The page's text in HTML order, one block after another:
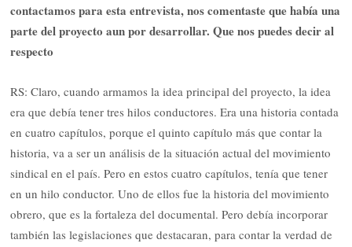
contactamos para esta entrevista, nos comentaste que había una
parte del proyecto aun por desarrollar. Que nos puedes decir al
respecto
RS: Claro, cuando armamos la idea principal del proyecto, la idea
era que debía tener tres hilos conductores. Era una historia contada
en cuatro capítulos, porque el quinto capítulo más que contar la
historia, va a ser un análisis de la situación actual del movimiento
sindical en el país. Pero en estos cuatro capítulos, tenía que tener
en un hilo conductor. Uno de ellos fue la historia del movimiento
obrero, que es la fortaleza del documental. Pero debía incorporar
también las legislaciones que destacaran, para contar la verdad de